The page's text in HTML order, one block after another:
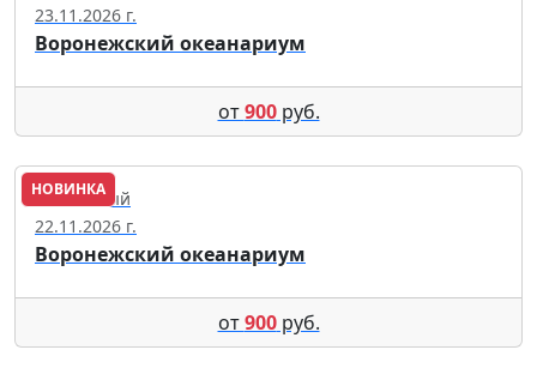
23.11.2026 г.
Воронежский океанариум
от900руб.
НОВИНКА
Солнечный
22.11.2026 г.
Воронежский океанариум
от900руб.